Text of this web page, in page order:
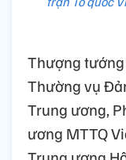
Thượng tướng
Thường vụ
Trung ương,
ương MTTQ